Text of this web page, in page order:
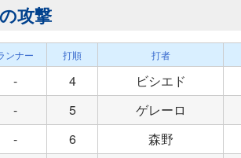
攻撃
ンナー 打順 打者
- 4
ビシエド
- 5
ゲレーロ
- 6
森野